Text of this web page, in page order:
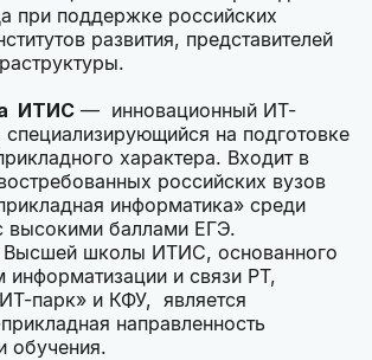
при поддержке российских
развития, представителей
ИТИС — инновационный ИТ-
специализирующийся на подготовке
характера. Входит в
российских вузов
информатика» среди
высокими баллами ЕГЭ.
Высшей школы ИТИС, основанного
информатизации и связи РТ,
парк» и КФУ, является
направленность
обучения.